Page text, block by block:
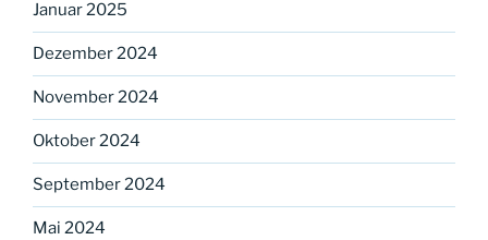
Januar 2025
Dezember 2024
November 2024
Oktober 2024
September 2024
Mai 2024